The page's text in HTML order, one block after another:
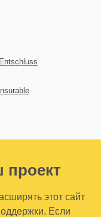
проект
этот сайт
Если